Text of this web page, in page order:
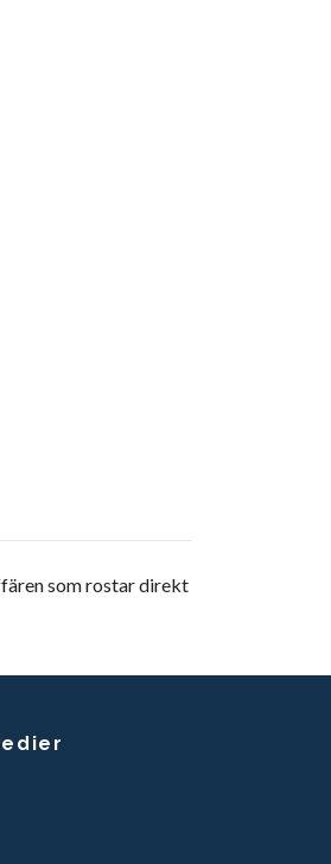
som rostar direkt